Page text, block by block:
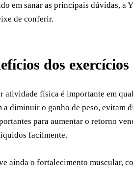
em sanar as principais dúvidas, a
de conferir.
dos
atividade física é importante em
a diminuir o ganho de peso, evitam
para aumentar o retorno
facilmente.
ainda o fortalecimento muscular,